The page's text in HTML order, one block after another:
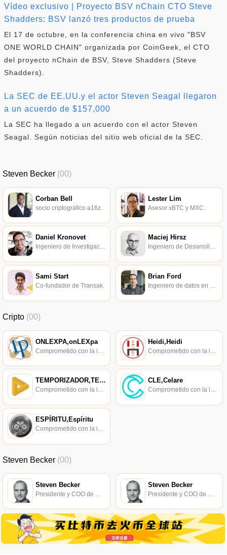
Vídeo exclusivo | Proyecto BSV nChain CTO Steve
Shadders: BSV lanzó tres productos de prueba
El 17 de octubre, en la conferencia china en vivo "BSV
ONE WORLD CHAIN" organizada por CoinGeek, el CTO
del proyecto nChain de BSV, Steve Shadders (Steve
Shadders).
La SEC de EE.UU.y el actor Steven Seagal llegaron
a un acuerdo de $157,000
La SEC ha llegado a un acuerdo con el actor Steven
Seagal. Según noticias del sitio web oficial de la SEC.
Steven Becker (00)
Corban Bell
socio criptográfico a16z.
Lester Lim
Asesor xBTC y MXC.
Daniel Kronovet
Ingeniero de Investigación de Colonias.
Maciej Hirsz
Ingeniero de Desarrollo de Parity Technologies.
Sami Start
Co-fundador de Transak.
Brian Ford
Ingeniero de datos en Flipside Crypto.
Cripto (00)
ONLEXPA,onLEXpa Heidi,Heidi
TEMPORIZADOR,TEMPORIZADOR
Comprometido con la investigación de políticas en los campos de las nuevas finanzas, las finanzas internacionales y los mercados financieros.
CLE,Celare
Comprometido con la investigación de políticas en los campos de las nuevas finanzas, las finanzas internacionales y los mercados financieros.
ESPÍRITU,Espíritu
Comprometido con la investigación de políticas en los campos de las nuevas finanzas, las finanzas internacionales y los mercados financieros.
Steven Becker (00)
Steven Becker Steven Becker